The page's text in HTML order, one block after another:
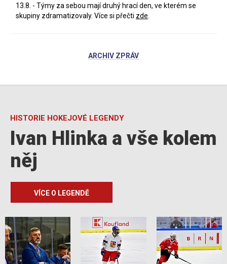
13.8. - Týmy za sebou mají druhý hrací den, ve kterém se
skupiny zdramatizovaly. Více si přečti zde
ARCHIV ZPRÁV
HISTORIE HOKEJOVÉ LEGENDY
Ivan Hlinka a vše kolem
něj
VÍCE O LEGENDĚ